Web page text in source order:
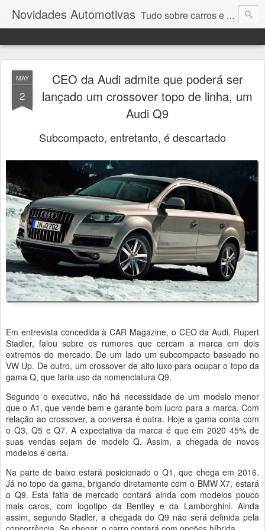
Novidades Automotivas Tudo sobre carros e motores
MAY
2
CEO da Audi admite que poderá ser
lançado um crossover topo de linha, um
Audi Q9
Subcompacto, entretanto, é descartado
Em entrevista concedida à CAR Magazine, o CEO da Audi, Rupert
Stadler, falou sobre os rumores que cercam a marca em dois
extremos do mercado. De um lado um subcompacto baseado no
VW Up. De outro, um crossover de alto luxo para ocupar o topo da
gama Q, que faria uso da nomenclatura Q9.
Segundo o executivo, não há necessidade de um modelo menor
que o A1, que vende bem e garante bom lucro para a marca. Com
relação ao crossover, a conversa é outra. Hoje a gama conta com
o Q3, Q5 e Q7. A expectativa da marca é que em 2020 45% de
suas vendas sejam de modelo Q. Assim, a chegada de novos
modelos é certa.
Na parte de baixo estará posicionado o Q1, que chega em 2016.
Já no topo da gama, brigando diretamente com o BMW X7, estará
o Q9. Esta fatia de mercado contará ainda com modelos pouco
mais caros, com logotipo da Bentley e da Lamborghini. Ainda
assim, segundo Stadler, a chegada do Q9 não será definida pela